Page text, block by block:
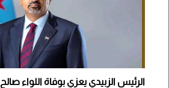
الرئيس الزبيدي يعزي بوفاة اللواء